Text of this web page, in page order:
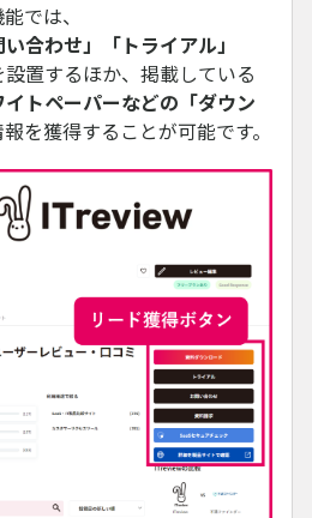
では、
い合わせ」「トライアル」
置するほか、掲載している
トペーパーなどの「ダウン
を獲得することが可能です。